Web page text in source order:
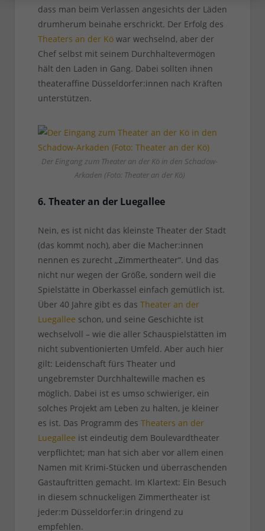
dass man beim Verlassen angesichts der Läden
drumherum beinahe erschrickt. Der Erfolg des
Theaters an der Köwar wechselnd, aber der
Chef selbst mit seinem Durchhaltevermögen
hält den Laden in Gang. Dabei sollten ihnen
theateraffine Düsseldorfer:innen nach Kräften
unterstützen.
Der Eingang zum Theater an der Kö in den Schadow-
Arkaden (Foto: Theater an der Kö)
6. Theater an der Luegallee
Nein, es ist nicht das kleinste Theater der Stadt
(das kommt noch), aber die Macher:innen
nennen es zurecht „Zimmertheater“. Und das
nicht nur wegen der Größe, sondern weil die
Spielstätte in Oberkassel einfach gemütlich ist.
Über 40 Jahre gibt es das Theater an der
Luegallee schon, und seine Geschichte ist
wechselvoll – wie die aller Schauspielstätten im
nicht subventionierten Umfeld. Aber auch hier
gilt: Leidenschaft fürs Theater und
ungebremster Durchhaltewille machen es
möglich. Dabei ist es umso schwieriger, ein
solches Projekt am Leben zu halten, je kleiner
es ist. Das Programm des Theaters an der
Luegallee ist eindeutig dem Boulevardtheater
verpflichtet; man hat sich aber vor allem einen
Namen mit Krimi-Stücken und überraschenden
Gastauftritten gemacht. Im Klartext: Ein Besuch
in diesem schnuckeligen Zimmertheater ist
jeder:m Düsseldorfer:in dringend zu
empfehlen.